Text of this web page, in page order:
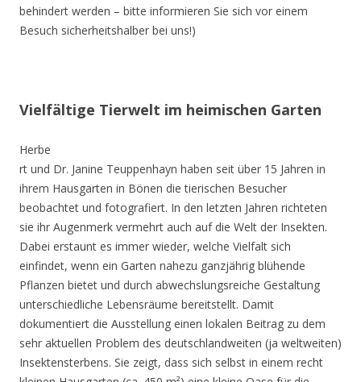
behindert werden – bitte informieren Sie sich vor einem
Besuch sicherheitshalber bei uns!)
Vielfältige Tierwelt im heimischen Garten
Herbe
rt und Dr. Janine Teuppenhayn haben seit über 15 Jahren in
ihrem Hausgarten in Bönen die tierischen Besucher
beobachtet und fotografiert. In den letzten Jahren richteten
sie ihr Augenmerk vermehrt auch auf die Welt der Insekten.
Dabei erstaunt es immer wieder, welche Vielfalt sich
einfindet, wenn ein Garten nahezu ganzjährig blühende
Pflanzen bietet und durch abwechslungsreiche Gestaltung
unterschiedliche Lebensräume bereitstellt. Damit
dokumentiert die Ausstellung einen lokalen Beitrag zu dem
sehr aktuellen Problem des deutschlandweiten (ja weltweiten)
Insektensterbens. Sie zeigt, dass sich selbst in einem recht